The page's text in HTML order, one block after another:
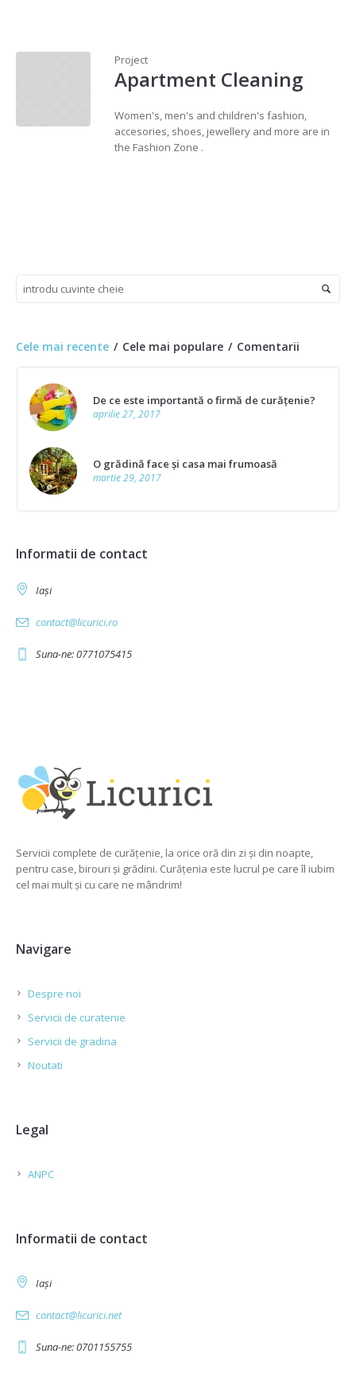
Project
Apartment Cleaning
Women's, men's and children's fashion,
accesories, shoes, jewellery and more are in
the Fashion Zone .
Cele mai recente Cele mai populare Comentarii
De ce este importantă o firmă de curățenie?
aprilie 27, 2017
O grădină face și casa mai frumoasă
martie 29, 2017
Informatii de contact
Iași
contact@licurici.ro
Suna-ne: 0771075415
Servicii complete de curățenie, la orice oră din zi și din noapte,
pentru case, birouri și grădini. Curățenia este lucrul pe care îl iubim
cel mai mult și cu care ne mândrim!
Navigare
Despre noi
Servicii de curatenie
Servicii de gradina
Noutati
Legal
ANPC
Informatii de contact
Iași
contact@licurici.net
Suna-ne: 0701155755